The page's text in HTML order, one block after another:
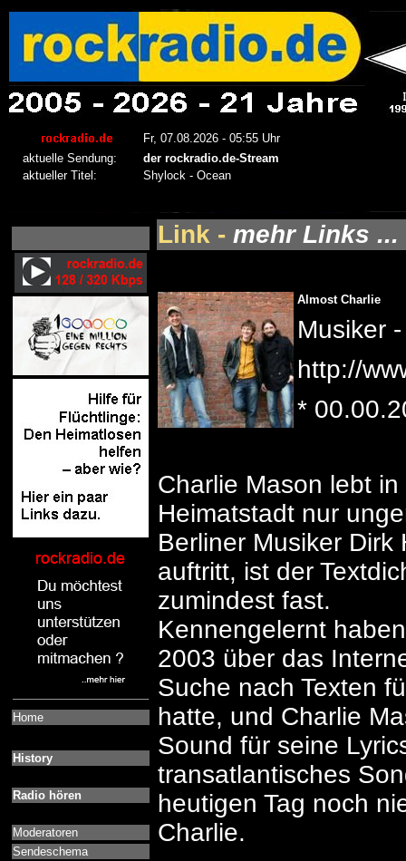
Home
History
Radio hören
Moderatoren
Sendeschema
Link - mehr Links ...
Almost Charlie
Musiker
http://
*
Charlie Mason lebt
Heimatstadt nur
Berliner Musiker
auftritt, ist der
zumindest fast.
Kennengelernt
2003 über das
Suche nach Texten
hatte, und Charlie
Sound für seine
transatlantisches
heutigen Tag noch
Charlie.